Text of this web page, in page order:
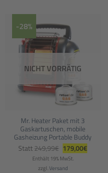
-28%
NICHT VORRÄTIG
Mr. Heater Paket mit 3
Gaskartuschen, mobile
Gasheizung Portable Buddy
Statt 249,99€ Ursprünglicher
Preis
war:
249,99€
179,00€Preis
Enthält 19% MwSt.
zzgl.Versand